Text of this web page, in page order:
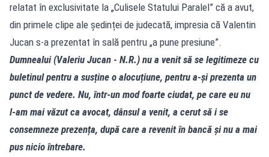
relatat în exclusivitate la „Culisele Statului Paralel” că a avut,
din primele clipe ale ședinței de judecată, impresia că Valentin
Jucan s‑a prezentat în sală pentru „a pune presiune”.
Dumnealui (Valeriu Jucan - N.R.) nu a venit să se legitimeze cu
buletinul pentru a susține o alocuțiune, pentru a‑și prezenta un
punct de vedere. Nu, într‑un mod foarte ciudat, pe care eu nu
l‑am mai văzut ca avocat, dânsul a venit, a cerut să i se
consemneze prezența, după care a revenit în bancă și nu a mai
pus nicio întrebare.